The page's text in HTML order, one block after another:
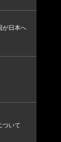
が日本へ
ついて